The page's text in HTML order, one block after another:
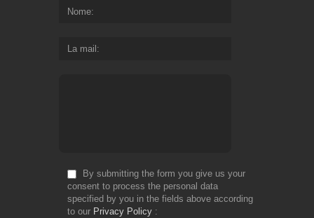
Nome
La mail
By submitting the form you give us your
consent to process the personal data
specified by you in the fields above according
to our Privacy Policy